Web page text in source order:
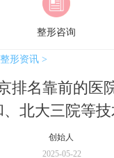
整形咨询
整形资讯>
排名靠前的医
北大三院等技
创始人
2025-05-22